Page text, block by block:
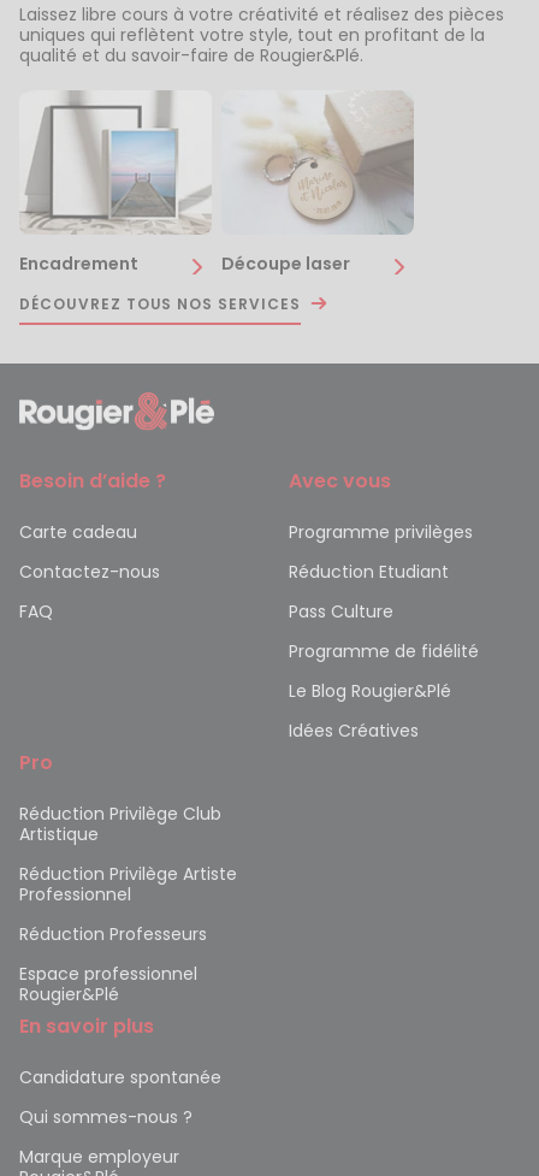
Laissez libre cours à votre créativité et réalisez des pièces
uniques qui reflètent votre style, tout en profitant de la
qualité et du savoir-faire de Rougier&Plé.
Encadrement Découpe laser
DÉCOUVREZ TOUS NOS SERVICES
Besoin d’aide ?
Carte cadeau
Contactez-nous
FAQ
Avec vous
Programme privilèges
Réduction Etudiant
Pass Culture
Programme de fidélité
Le Blog Rougier&Plé
Idées Créatives
Pro
Réduction Privilège Club
Artistique
Réduction Privilège Artiste
Professionnel
Réduction Professeurs
Espace professionnel
Rougier&Plé
En savoir plus
Candidature spontanée
Qui sommes-nous ?
Marque employeur